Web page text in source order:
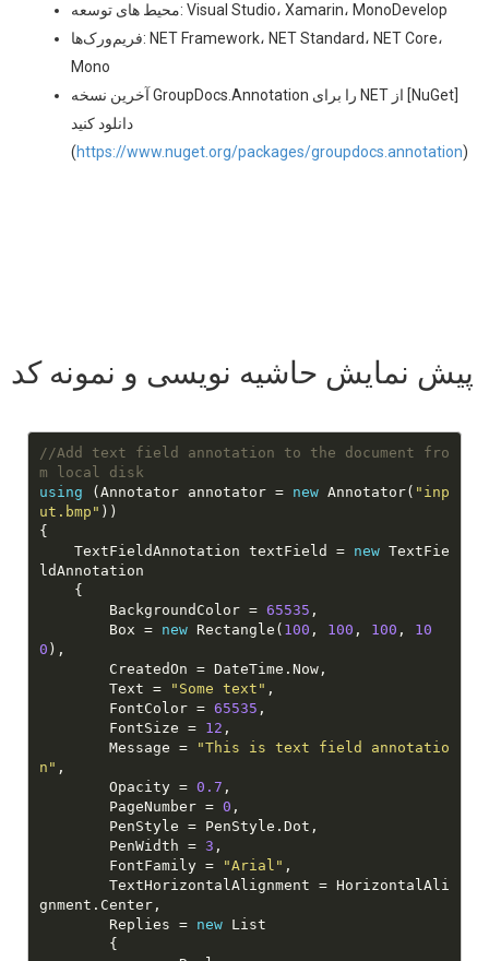
محیط های توسعه: Visual Studio، Xamarin، MonoDevelop
فریم‌ورک‌ها: NET Framework، NET Standard، NET Core،
Mono
آخرین نسخه GroupDocs.Annotation را برای NET از [NuGet]
دانلود کنید
(https://www.nuget.org/packages/groupdocs.annotation)
پیش نمایش حاشیه نویسی و نمونه کد
//Add text field annotation to the document fro
m local disk
using (Annotator annotator = new Annotator( "inp
ut.bmp"
    TextFieldAnnotation textField =
new TextFie
        BackgroundColor =
65535
        Box =
new Rectangle( 100 , 100 , 100 , 10
0
        Text =
"Some text"
        FontColor =
65535
        FontSize =
12
        Message =
"This is text field annotatio
n"
        Opacity =
0.7
        PageNumber =
0
        PenWidth =
3
        FontFamily =
"Arial"
        Replies =
new